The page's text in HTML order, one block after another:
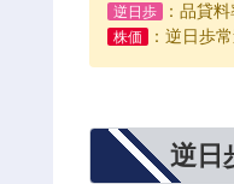
逆日歩 ：品貸
株価 ：逆日歩
逆日